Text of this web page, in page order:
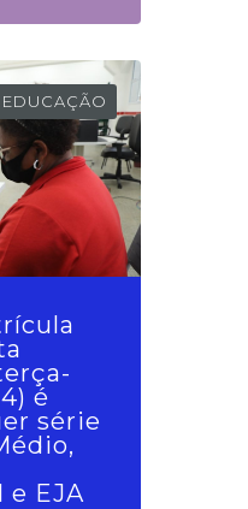
EDUCAÇÃO
é
série
e EJA